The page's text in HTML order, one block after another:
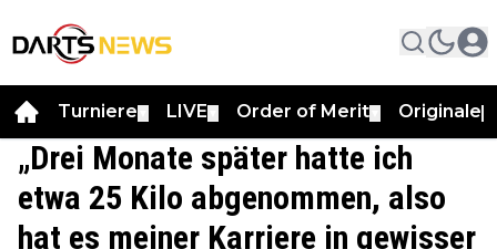
Turniere LIVE Order of Merit Originale
„Drei Monate später hatte ich
etwa 25 Kilo abgenommen, also
hat es meiner Karriere in gewisser